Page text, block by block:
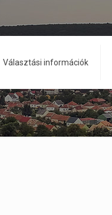
Választási információk